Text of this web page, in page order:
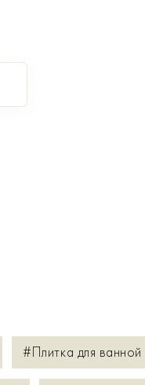
#Плитка для ванной